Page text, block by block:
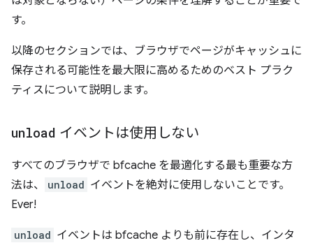
す。
以降のセクションでは、ブラウザでページがキャッシュに
保存される可能性を最大限に高めるためのベスト プラク
ティスについて説明します。
unload イベントは使用しない
すべてのブラウザで bfcache を最適化する最も重要な方
法は、
unload イベントを絶対に使用しないことです。
Ever!
unload イベントは bfcache よりも前に存在し、インタ